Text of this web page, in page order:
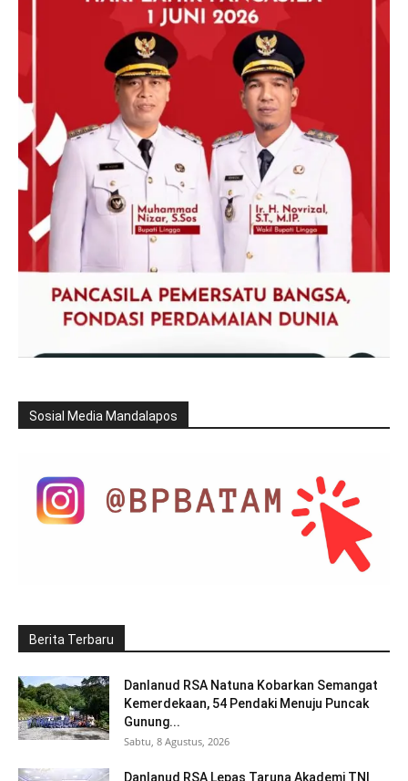
Sosial Media Mandalapos
Berita Terbaru
Danlanud RSA Natuna Kobarkan Semangat
Kemerdekaan, 54 Pendaki Menuju Puncak
Gunung...
Sabtu, 8 Agustus, 2026
Danlanud RSA Lepas Taruna Akademi TNI